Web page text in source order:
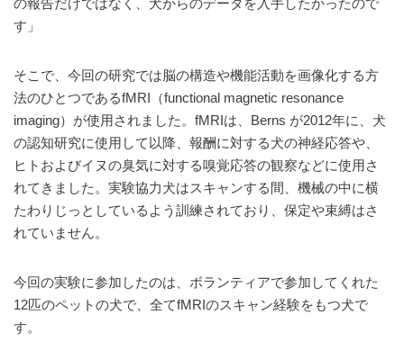
の報告だけではなく、犬からのデータを入手したかったので
す」
そこで、今回の研究では脳の構造や機能活動を画像化する方
法のひとつであるfMRI（functional magnetic resonance
imaging）が使用されました。fMRIは、Berns が2012年に、犬
の認知研究に使用して以降、報酬に対する犬の神経応答や、
ヒトおよびイヌの臭気に対する嗅覚応答の観察などに使用さ
れてきました。実験協力犬はスキャンする間、機械の中に横
たわりじっとしているよう訓練されており、保定や束縛はさ
れていません。
今回の実験に参加したのは、ボランティアで参加してくれた
12匹のペットの犬で、全てfMRIのスキャン経験をもつ犬で
す。